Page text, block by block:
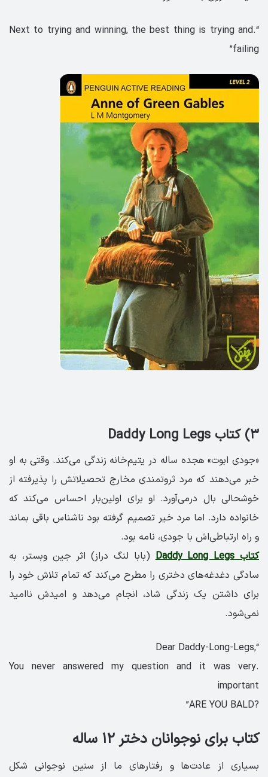
“.Next to trying and winning, the best thing is trying and
failing”
۳) کتاب Daddy Long Legs
«جودی ابوت» هجده ساله در یتیم‌خانه زندگی می‌کند. وقتی به او
خبر می‌دهند که مرد ثروتمندی مخارج تحصیلاتش را پذیرفته از
خوشحالی بال درمی‌آورد. او برای اولین‌بار احساس می‌کند که
خانواده دارد. اما مرد خیر تصمیم گرفته بود ناشناس باقی بماند
و راه ارتباطی‌اش با جودی، نامه بود.
کتاب Daddy Long Legs
(بابا لنگ دراز) اثر جین وبستر، به
سادگی دغدغه‌های دختری را مطرح می‌کند که تمام تلاش خود را
برای داشتن یک زندگی شاد، انجام می‌دهد و امیدش ناامید
نمی‌شود.
“,Dear Daddy-Long-Legs
.You never answered my question and it was very
important
?ARE YOU BALD”
کتاب برای نوجوانان دختر ۱۲ ساله
بسیاری از عادت‌ها و رفتارهای ما از سنین نوجوانی شکل